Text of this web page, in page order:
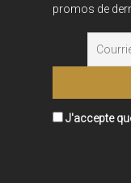
promos de
J'accepte